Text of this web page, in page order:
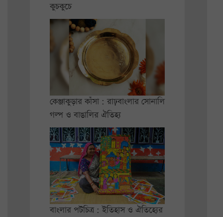
কুচকুচে
কেঞ্জাকুড়ার কাঁসা : রাঢ়বাংলার সোনালি
গল্প ও বাঙালির ঐতিহ্য
বাংলার পটচিত্র : ইতিহাস ও ঐতিহ্যের